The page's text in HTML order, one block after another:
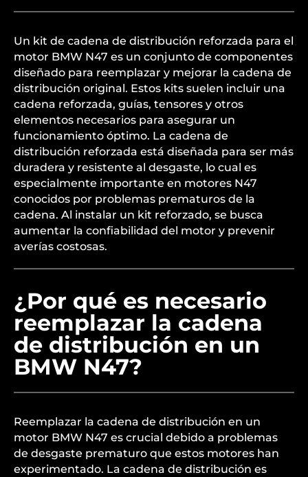
Un kit de cadena de distribución reforzada para el
motor BMW N47 es un conjunto de componentes
diseñado para reemplazar y mejorar la cadena de
distribución original. Estos kits suelen incluir una
cadena reforzada, guías, tensores y otros
elementos necesarios para asegurar un
funcionamiento óptimo. La cadena de
distribución reforzada está diseñada para ser más
duradera y resistente al desgaste, lo cual es
especialmente importante en motores N47
conocidos por problemas prematuros de la
cadena. Al instalar un kit reforzado, se busca
aumentar la confiabilidad del motor y prevenir
averías costosas.
¿Por qué es necesario
reemplazar la cadena
de distribución en un
BMW N47?
Reemplazar la cadena de distribución en un
motor BMW N47 es crucial debido a problemas
de desgaste prematuro que estos motores han
experimentado. La cadena de distribución es